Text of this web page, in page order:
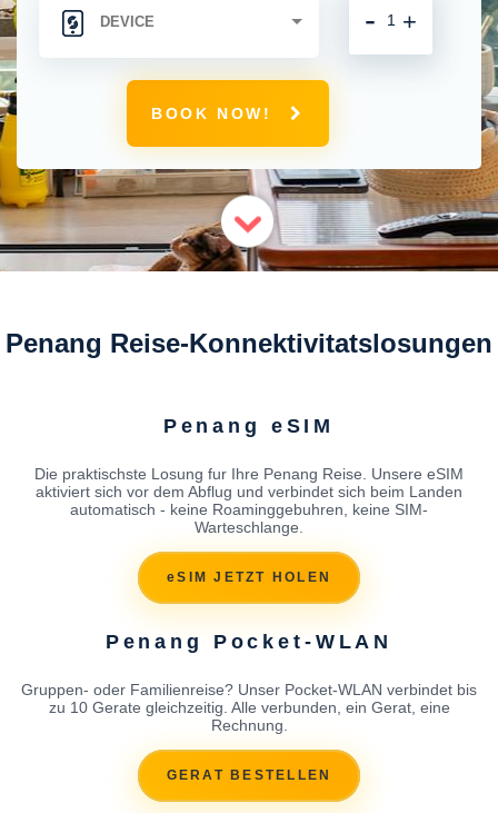
+
-
BOOK NOW!
Penang Reise-Konnektivitatslosungen
Penang eSIM
Die praktischste Losung fur Ihre Penang Reise. Unsere eSIM
aktiviert sich vor dem Abflug und verbindet sich beim Landen
automatisch - keine Roaminggebuhren, keine SIM-
Warteschlange.
eSIM JETZT HOLEN
Penang Pocket-WLAN
Gruppen- oder Familienreise? Unser Pocket-WLAN verbindet bis
zu 10 Gerate gleichzeitig. Alle verbunden, ein Gerat, eine
Rechnung.
GERAT BESTELLEN